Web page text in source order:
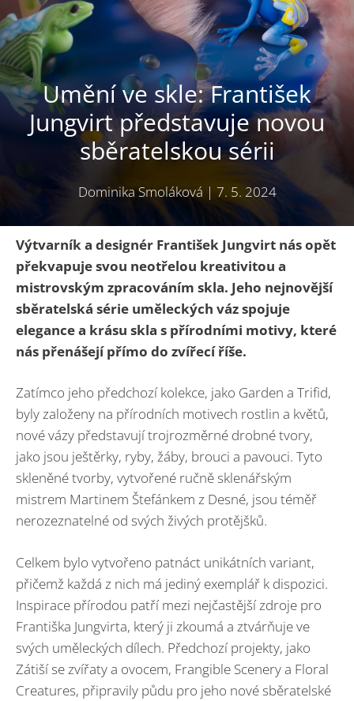
Umění ve skle: František
Jungvirt představuje novou
sběratelskou sérii
Dominika Smoláková | 7. 5. 2024
Výtvarník a designér František Jungvirt nás opět
překvapuje svou neotřelou kreativitou a
mistrovským zpracováním skla. Jeho nejnovější
sběratelská série uměleckých váz spojuje
elegance a krásu skla s přírodními motivy, které
nás přenášejí přímo do zvířecí říše.
Zatímco jeho předchozí kolekce, jako Garden a Trifid,
byly založeny na přírodních motivech rostlin a květů,
nové vázy představují trojrozměrné drobné tvory,
jako jsou ještěrky, ryby, žáby, brouci a pavouci. Tyto
skleněné tvorby, vytvořené ručně sklenářským
mistrem Martinem Štefánkem z Desné, jsou téměř
nerozeznatelné od svých živých protějšků.
Celkem bylo vytvořeno patnáct unikátních variant,
přičemž každá z nich má jediný exemplář k dispozici.
Inspirace přírodou patří mezi nejčastější zdroje pro
Františka Jungvirta, který ji zkoumá a ztvárňuje ve
svých uměleckých dílech. Předchozí projekty, jako
Zátiší se zvířaty a ovocem, Frangible Scenery a Floral
Creatures, připravily půdu pro jeho nové sběratelské